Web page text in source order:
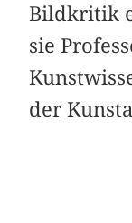
Bildkritik
sie
der